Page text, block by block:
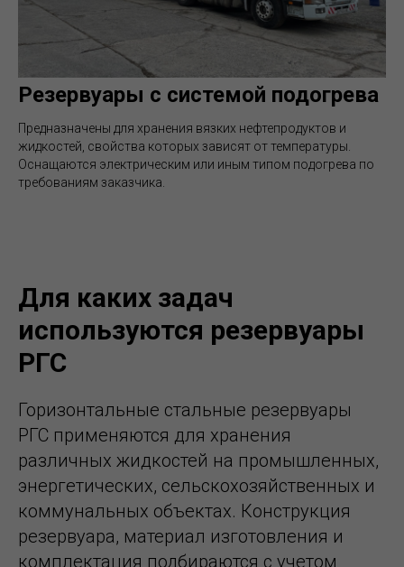
Резервуары с системой подогрева
Предназначены для хранения вязких нефтепродуктов и
жидкостей, свойства которых зависят от температуры.
Оснащаются электрическим или иным типом подогрева по
требованиям заказчика.
Для каких задач
используются резервуары
РГС
Горизонтальные стальные резервуары
РГС применяются для хранения
различных жидкостей на промышленных,
энергетических, сельскохозяйственных и
коммунальных объектах. Конструкция
резервуара, материал изготовления и
комплектация подбираются с учетом